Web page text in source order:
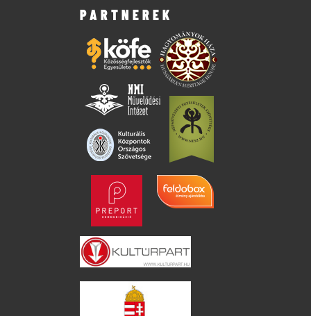
PARTNEREK